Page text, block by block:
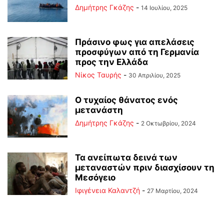
Δημήτρης Γκάζης - 14 Ιουλίου, 2025
Πράσινο φως για απελάσεις
προσφύγων από τη Γερμανία
προς την Ελλάδα
Νίκος Ταυρής - 30 Απριλίου, 2025
Ο τυχαίος θάνατος ενός
μετανάστη
Δημήτρης Γκάζης - 2 Οκτωβρίου, 2024
Τα ανείπωτα δεινά των
μεταναστών πριν διασχίσουν τη
Μεσόγειο
Ιφιγένεια Καλαντζή - 27 Μαρτίου, 2024